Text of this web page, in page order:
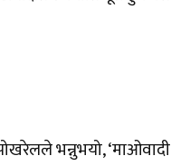
भन्नुभयो, ‘माओवादी